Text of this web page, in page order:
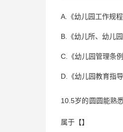
A.《幼儿园工作规程
B.《幼儿所、幼儿
C.《幼儿园管理条例
D.《幼儿园教育指
10.5岁的圆圆能熟
属于【】